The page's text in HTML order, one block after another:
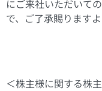
にご来社いただいて
で、ご了承賜ります
＜株主様に関する株